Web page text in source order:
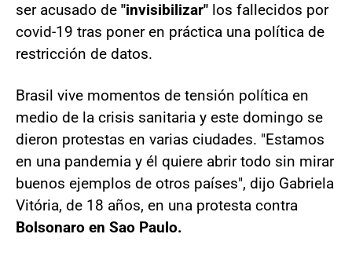
ser acusado de "invisibilizar" los fallecidos por
covid-19 tras poner en práctica una política de
restricción de datos.
Brasil vive momentos de tensión política en
medio de la crisis sanitaria y este domingo se
dieron protestas en varias ciudades. "Estamos
en una pandemia y él quiere abrir todo sin mirar
buenos ejemplos de otros países", dijo Gabriela
Vitória, de 18 años, en una protesta contra
Bolsonaro en Sao Paulo.